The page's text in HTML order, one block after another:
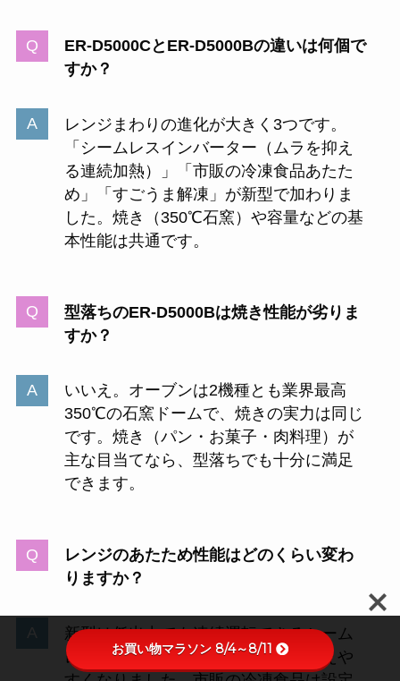
ER-D5000CとER-D5000Bの違いは何個で
すか？
レンジまわりの進化が大きく3つです。
「シームレスインバーター（ムラを抑え
る連続加熱）」「市販の冷凍食品あたた
め」「すごうま解凍」が新型で加わりま
した。焼き（350℃石窯）や容量などの基
本性能は共通です。
型落ちのER-D5000Bは焼き性能が劣りま
すか？
いいえ。オーブンは2機種とも業界最高
350℃の石窯ドームで、焼きの実力は同じ
です。焼き（パン・お菓子・肉料理）が
主な目当てなら、型落ちでも十分に満足
できます。
レンジのあたため性能はどのくらい変わ
りますか？
新型は低出力でも連続運転できるシーム
レスインバーターで、加熱ムラを抑えや
お買い物マラソン 8/4～8/11